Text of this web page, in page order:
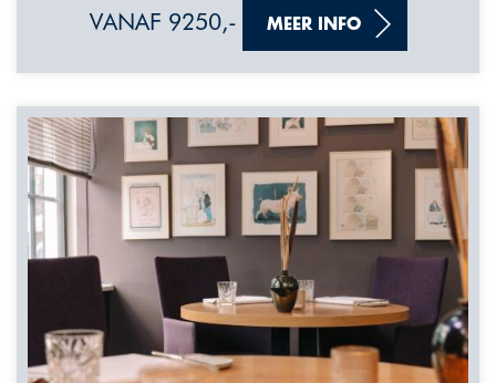
VANAF 9250,- MEER INFO